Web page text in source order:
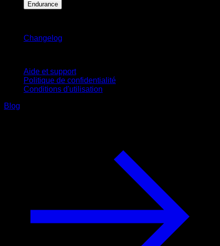
Endurance
Changelog
Aide et support
Politique de confidentialité
Conditions d'utilisation
Blog